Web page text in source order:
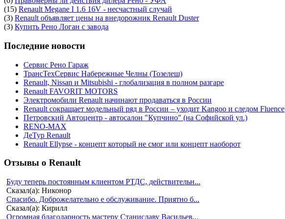
(15) Renault Megane I 1.6 16V - несчастный случай
(3) Renault объявляет цены на внедорожник Renault Duster
(3) Купить Рено Логан с завода
Последние новости
Сервис Рено Гараж
ТрансТехСервис Набережные Челны (Тозелеш)
Renault, Nissan и Mitsubishi - глобализация в полном разгаре
Renault FAVORIT MOTORS
Электромобили Renault начинают продаваться в России
Renault сокращает модельный ряд в России – уходит Kangoo и следом Fluence
Петровский Автоцентр - автосалон "Купчино" (на Софийской ул.)
RENO-MAX
ДеТур Renault
Renault Ellypse - концепт который не смог или концепт наоборот
Отзывы о Renault
Буду теперь постоянным клиентом РТДС, действительн...
Сказал(а): Никонор
Спасибо. Доброжелательно е обслуживание. Приятно б...
Сказал(а): Кирилл
Огромная благодарность мастеру Станиславу Васильев...